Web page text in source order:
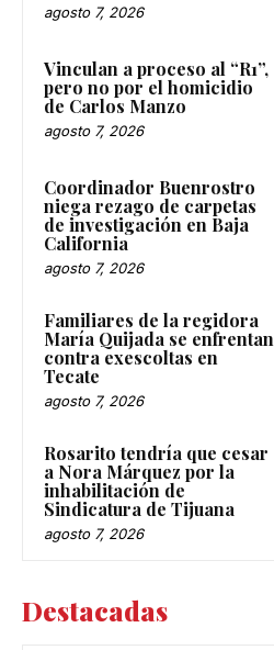
agosto 7, 2026
Vinculan a proceso al “R1”,
pero no por el homicidio
de Carlos Manzo
agosto 7, 2026
Coordinador Buenrostro
niega rezago de carpetas
de investigación en Baja
California
agosto 7, 2026
Familiares de la regidora
María Quijada se enfrentan
contra exescoltas en
Tecate
agosto 7, 2026
Rosarito tendría que cesar
a Nora Márquez por la
inhabilitación de
Sindicatura de Tijuana
agosto 7, 2026
Destacadas